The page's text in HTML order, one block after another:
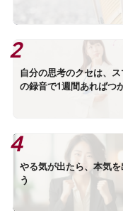
自分の思考のクセは、
の録音で1週間あればつ
やる気が出たら、本気
う